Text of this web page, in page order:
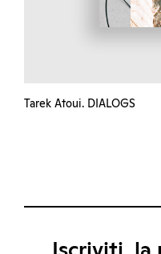
Tarek Atoui. DIALOGS